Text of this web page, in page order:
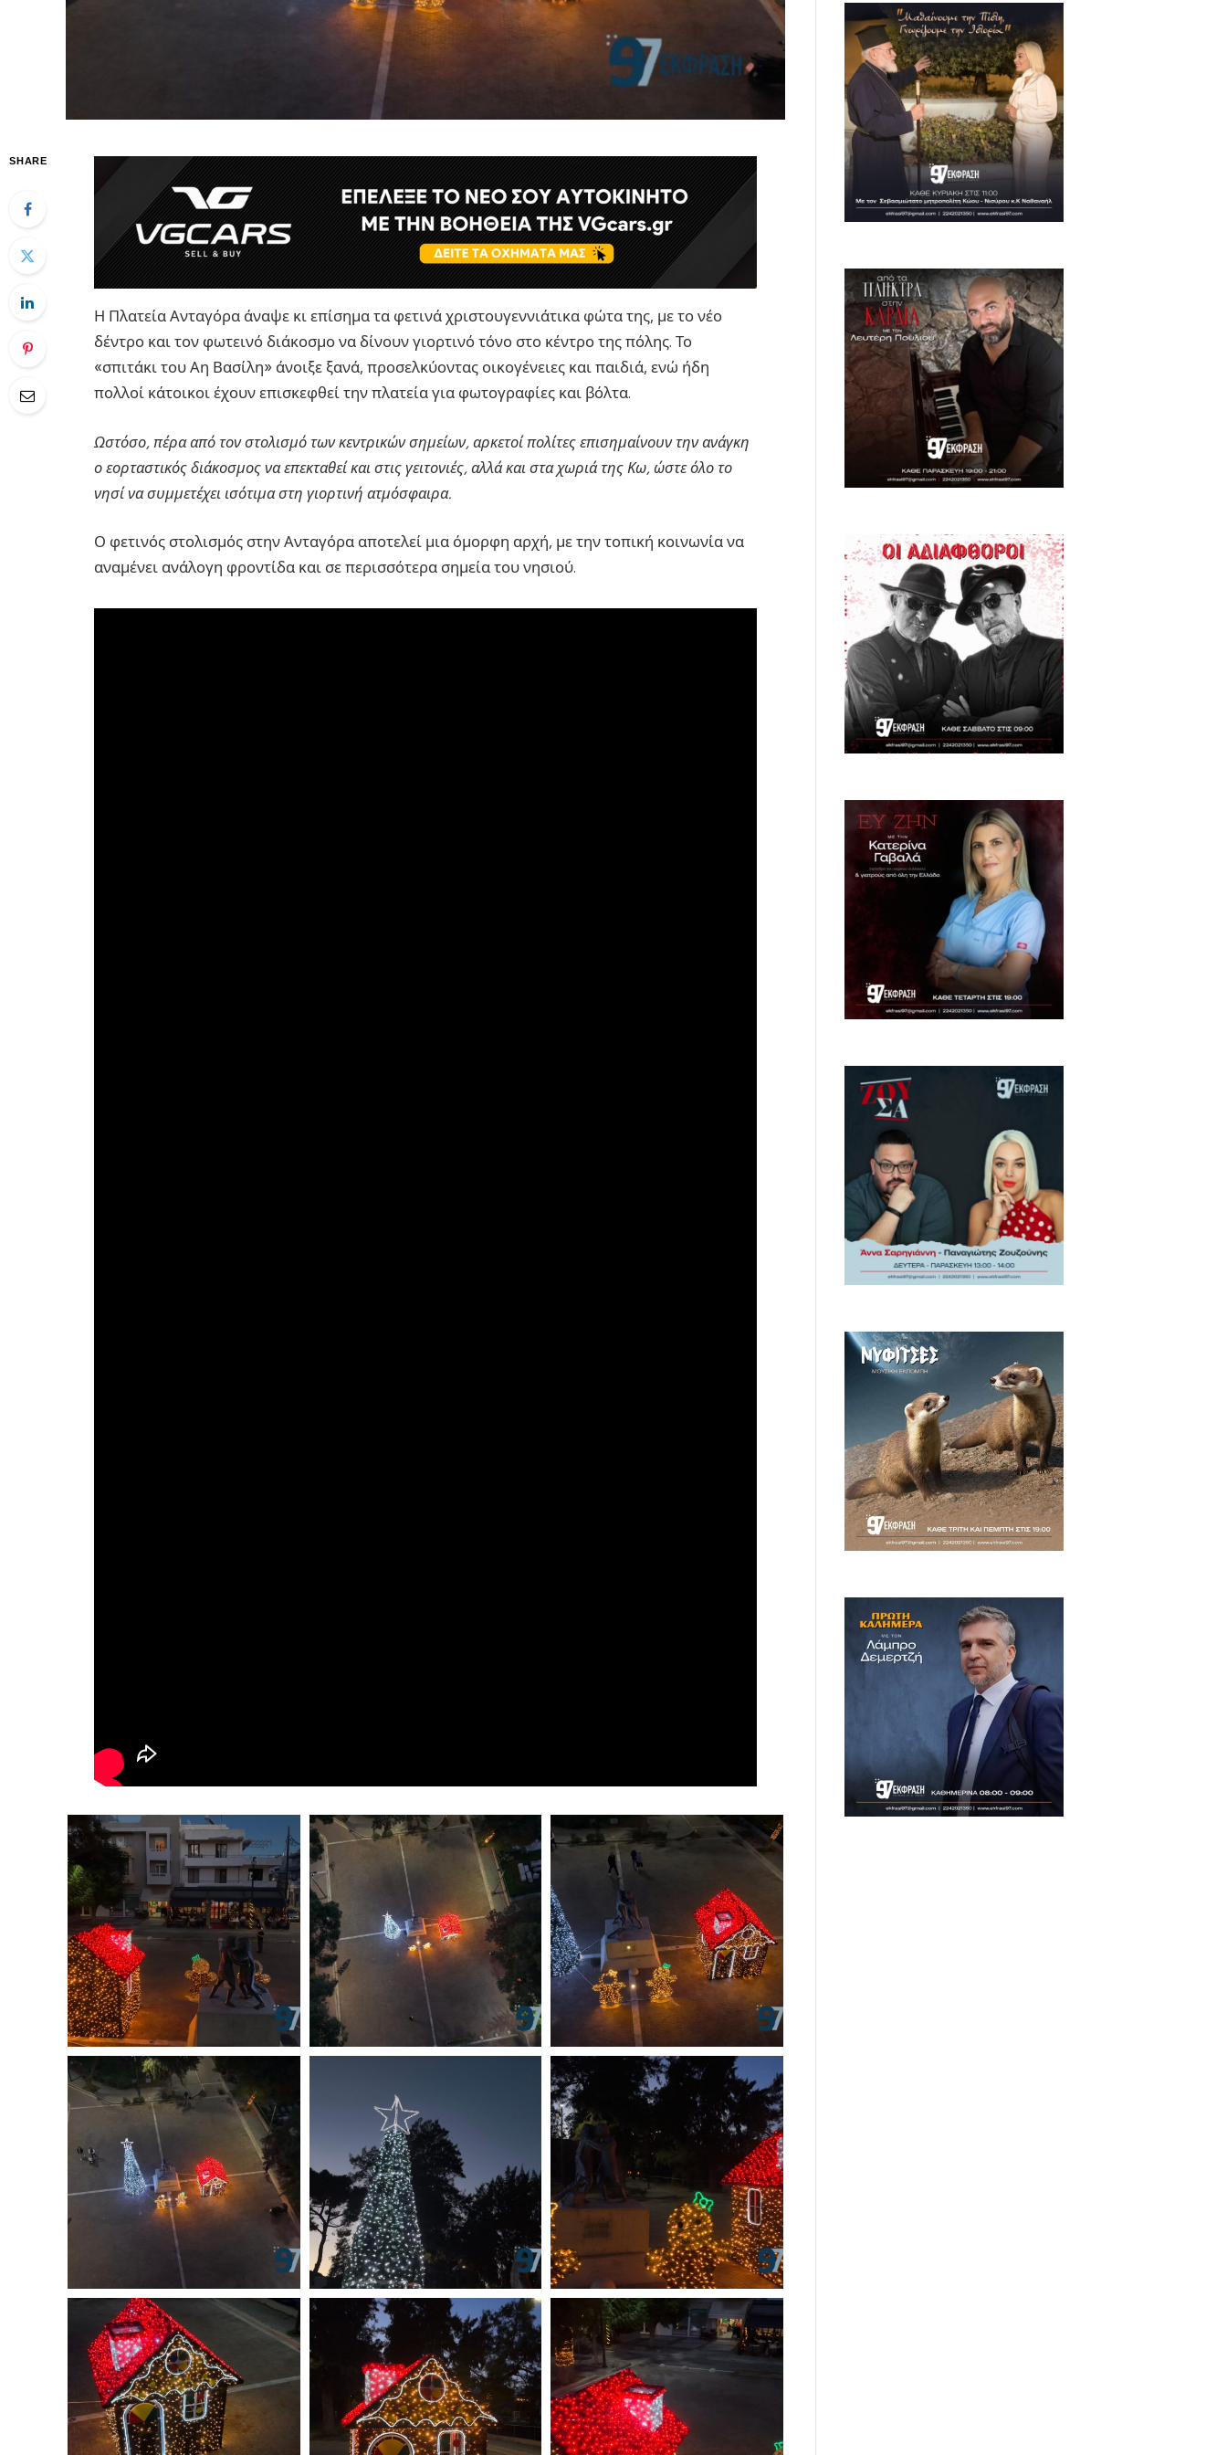
SHARE
Η Πλατεία Ανταγόρα άναψε κι επίσημα τα φετινά χριστουγεννιάτικα φώτα της, με το νέο
δέντρο και τον φωτεινό διάκοσμο να δίνουν γιορτινό τόνο στο κέντρο της πόλης. Το
«σπιτάκι του Αη Βασίλη» άνοιξε ξανά, προσελκύοντας οικογένειες και παιδιά, ενώ ήδη
πολλοί κάτοικοι έχουν επισκεφθεί την πλατεία για φωτογραφίες και βόλτα.
Ωστόσο, πέρα από τον στολισμό των κεντρικών σημείων, αρκετοί πολίτες επισημαίνουν την ανάγκη
ο εορταστικός διάκοσμος να επεκταθεί και στις γειτονιές, αλλά και στα χωριά της Κω, ώστε όλο το
νησί να συμμετέχει ισότιμα στη γιορτινή ατμόσφαιρα.
Ο φετινός στολισμός στην Ανταγόρα αποτελεί μια όμορφη αρχή, με την τοπική κοινωνία να
αναμένει ανάλογη φροντίδα και σε περισσότερα σημεία του νησιού.